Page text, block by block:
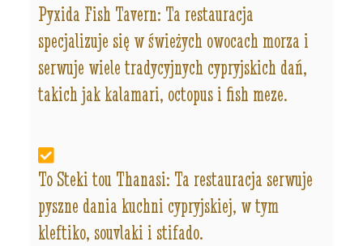
Pyxida Fish Tavern: Ta restauracja
specjalizuje się w świeżych owocach morza i
serwuje wiele tradycyjnych cypryjskich dań,
takich jak kalamari, octopus i fish meze.
To Steki tou Thanasi: Ta restauracja serwuje
pyszne dania kuchni cypryjskiej, w tym
kleftiko, souvlaki i stifado.